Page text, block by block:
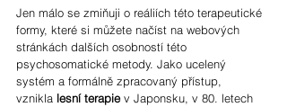
Jen málo se zmiňuji o reáliích této terapeutické
formy, které si můžete načíst na webových
stránkách dalších osobností této
psychosomatické metody. Jako ucelený
systém a formálně zpracovaný přístup,
vznikla lesní terapie v Japonsku, v 80. letech